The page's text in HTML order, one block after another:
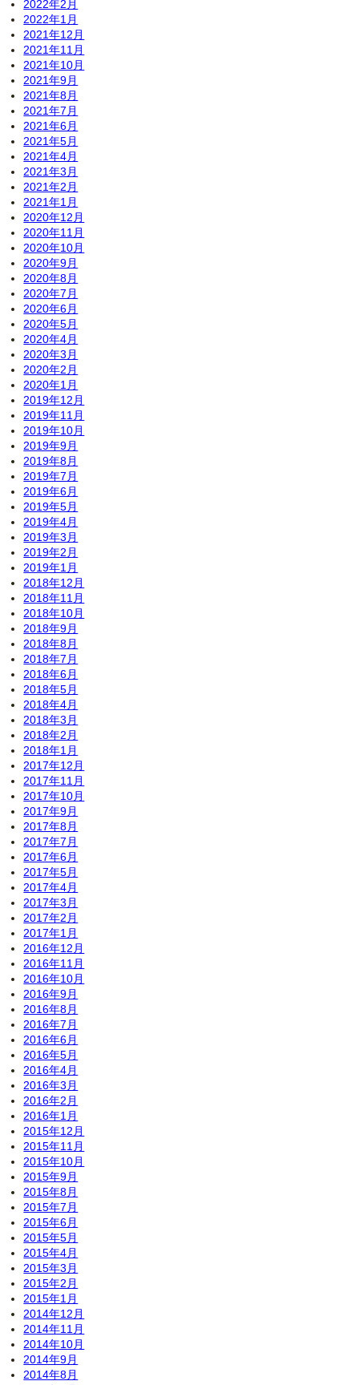
2022年2月
2022年1月
2021年12月
2021年11月
2021年10月
2021年9月
2021年8月
2021年7月
2021年6月
2021年5月
2021年4月
2021年3月
2021年2月
2021年1月
2020年12月
2020年11月
2020年10月
2020年9月
2020年8月
2020年7月
2020年6月
2020年5月
2020年4月
2020年3月
2020年2月
2020年1月
2019年12月
2019年11月
2019年10月
2019年9月
2019年8月
2019年7月
2019年6月
2019年5月
2019年4月
2019年3月
2019年2月
2019年1月
2018年12月
2018年11月
2018年10月
2018年9月
2018年8月
2018年7月
2018年6月
2018年5月
2018年4月
2018年3月
2018年2月
2018年1月
2017年12月
2017年11月
2017年10月
2017年9月
2017年8月
2017年7月
2017年6月
2017年5月
2017年4月
2017年3月
2017年2月
2017年1月
2016年12月
2016年11月
2016年10月
2016年9月
2016年8月
2016年7月
2016年6月
2016年5月
2016年4月
2016年3月
2016年2月
2016年1月
2015年12月
2015年11月
2015年10月
2015年9月
2015年8月
2015年7月
2015年6月
2015年5月
2015年4月
2015年3月
2015年2月
2015年1月
2014年12月
2014年11月
2014年10月
2014年9月
2014年8月